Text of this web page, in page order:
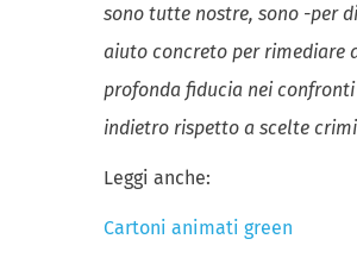
sono tutte nostre, sono -per
aiuto concreto per rimediare
profonda fiducia nei
indietro rispetto a scelte
Leggi anche:
Cartoni animati green